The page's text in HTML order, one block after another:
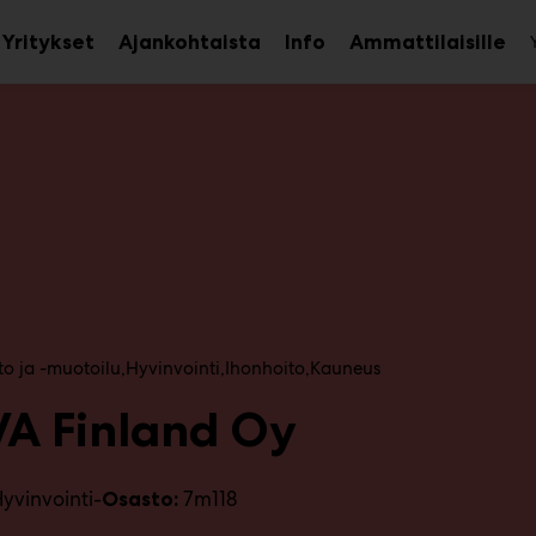
Yritykset Ajankohtaista InfoAvaa
alavalikko
Ammattilaisille
ja -muotoilu Hyvinvointi Ihonhoito Kauneus
Finland Oy
Osasto: 7m118